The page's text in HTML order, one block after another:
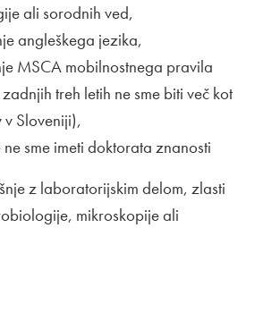
ali sorodnih ved,
angleškega jezika,
MSCA mobilnostnega pravila
treh letih ne sme biti več kot
v Sloveniji),
sme imeti doktorata znanosti
z laboratorijskim delom, zlasti
mikroskopije ali